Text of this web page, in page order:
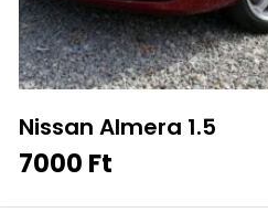
Nissan Almera 1.5
7000 Ft